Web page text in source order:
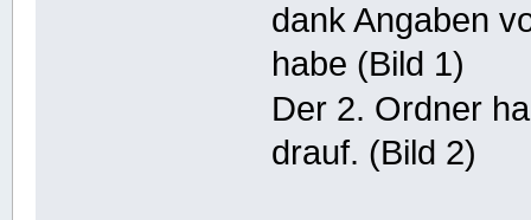
dank Angaben
habe (Bild 1)
Der 2. Ordner
drauf. (Bild 2)